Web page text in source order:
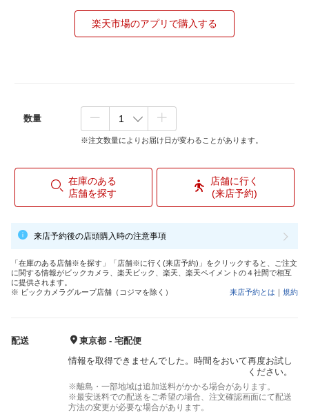
楽天市場のアプリで購入する
数量
※注文数量によりお届け日が変わることがあります。
在庫のある
店舗を探す
店舗に行く
(来店予約)
来店予約後の店頭購入時の注意事項
「在庫のある店舗※を探す」「店舗※に行く(来店予約)」をクリックすると、ご注文
に関する情報がビックカメラ、楽天ビック、楽天、楽天ペイメントの４社間で相互
に提供されます。
※ ビックカメラグループ店舗（コジマを除く）
来店予約とは ｜ 規約
配送
東京都 - 宅配便
情報を取得できませんでした。時間をおいて再度お試し
ください。
※離島・一部地域は追加送料がかかる場合があります。
※最安送料での配送をご希望の場合、注文確認画面にて配送
方法の変更が必要な場合があります。